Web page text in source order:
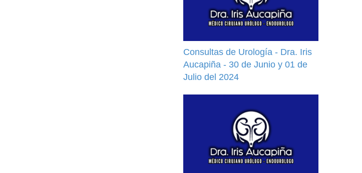
Consultas de Urología - Dra. Iris
Aucapiña - 30 de Junio y 01 de
Julio del 2024